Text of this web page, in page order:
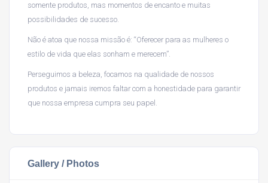
somente produtos, mas momentos de encanto e muitas
possibilidades de sucesso.
Não é atoa que nossa missão é: “Oferecer para as mulheres o
estilo de vida que elas sonham e merecem”.
Perseguimos a beleza, focamos na qualidade de nossos
produtos e jamais iremos faltar com a honestidade para garantir
que nossa empresa cumpra seu papel.
Gallery / Photos